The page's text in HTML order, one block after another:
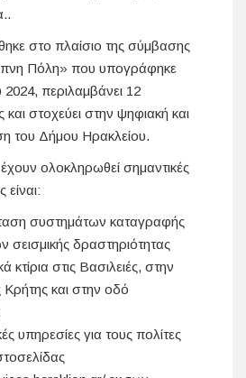
στο πλαίσιο της σύμβασης
Πόλη» που υπογράφηκε
περιλαμβάνει 12
και στοχεύει στην ψηφιακή και
του Δήμου Ηρακλείου.
έχουν ολοκληρωθεί σημαντικές
είναι:
συστημάτων καταγραφής
σεισμικής δραστηριότητας
κτίρια στις Βασιλειές, στην
και στην οδό
υπηρεσίες για τους πολίτες